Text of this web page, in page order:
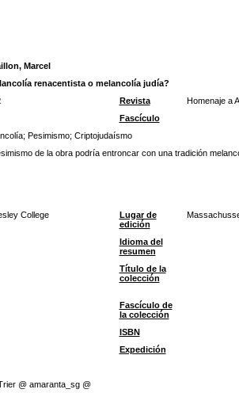
Marcel
renacentista o melancolía judía?
Revista
Homenaje a
Fascículo
; Pesimismo; Criptojudaísmo
de la obra podría entroncar con una tradición
College
Lugar de
edición
Idioma del
resumen
Título de la
colección
Fascículo de
la colección
ISBN
Expedición
@ amaranta_sg @